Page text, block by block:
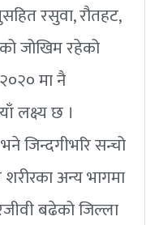
रसुवा, रौतहट,
जोखिम रहेको
मा नै
लक्ष्य छ ।
जिन्दगीभरि सन्चो
अन्य भागमा
बढेको जिल्ला